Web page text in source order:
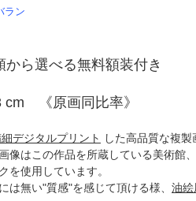
ラン
ら選べる無料額装付き
《原画同比率》
デジタルプリント
した高品質な複製
像はこの作品を所蔵している美術館
を使用しています。
は無い"質感"を感じて頂ける様、 油絵